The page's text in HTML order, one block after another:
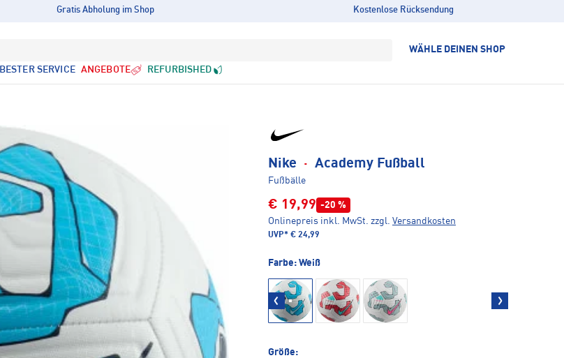
Gratis Abholung im Shop Kostenlose Rücksendung
WÄHLE DEINEN SHOP
BESTER SERVICE ANGEBOTE REFURBISHED
Nike · Academy Fußball
Fußbälle
€ 19,99 -20 %
Onlinepreis inkl. MwSt. zzgl. Versandkosten
UVP* € 24,99
Farbe: Weiß
Größe: